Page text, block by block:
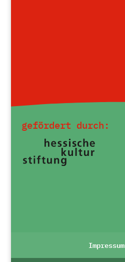
gefördert durch:
Impressum